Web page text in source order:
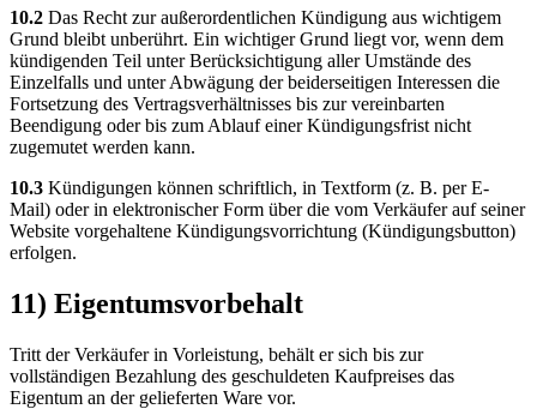
10.2 Das Recht zur außerordentlichen Kündigung aus wichtigem
Grund bleibt unberührt. Ein wichtiger Grund liegt vor, wenn dem
kündigenden Teil unter Berücksichtigung aller Umstände des
Einzelfalls und unter Abwägung der beiderseitigen Interessen die
Fortsetzung des Vertragsverhältnisses bis zur vereinbarten
Beendigung oder bis zum Ablauf einer Kündigungsfrist nicht
zugemutet werden kann.
10.3 Kündigungen können schriftlich, in Textform (z. B. per E-
Mail) oder in elektronischer Form über die vom Verkäufer auf seiner
Website vorgehaltene Kündigungsvorrichtung (Kündigungsbutton)
erfolgen.
11) Eigentumsvorbehalt
Tritt der Verkäufer in Vorleistung, behält er sich bis zur
vollständigen Bezahlung des geschuldeten Kaufpreises das
Eigentum an der gelieferten Ware vor.